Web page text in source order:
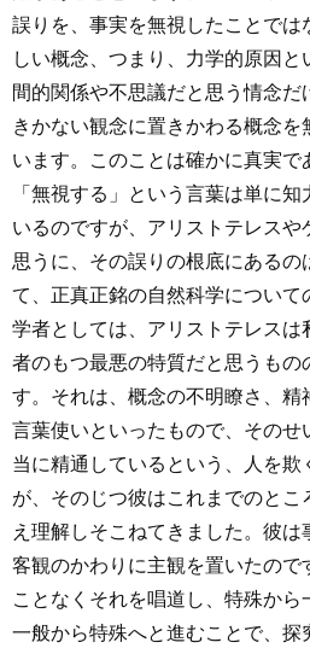
誤りを、事実を無視したことでは
しい概念、つまり、力学的原因
間的関係や不思議だと思う情念
きかない観念に置きかわる概念を
います。このことは確かに真実で
「無視する」という言葉は単に
いるのですが、アリストテレス
思うに、その誤りの根底にあるの
て、正真正銘の自然科学について
学者としては、アリストテレスは
者のもつ最悪の特質だと思うもの
す。それは、概念の不明瞭さ、精
言葉使いといったもので、そのせ
当に精通しているという、人を欺
が、そのじつ彼はこれまでのとこ
え理解しそこねてきました。彼は
客観のかわりに主観を置いたので
ことなくそれを唱道し、特殊から
一般から特殊へと進むことで、探